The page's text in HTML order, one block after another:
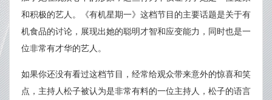
和积极的艺人。《有机星期一》这档节目的主要话题是关于有
机食品的讨论，展现出她的聪明才智和应变能力，同时也是一
位非常有才华的艺人。
如果你还没有看过这档节目，经常给观众带来意外的惊喜和笑
点，主持人松子被认为是非常有料的一位主持人，松子的语言